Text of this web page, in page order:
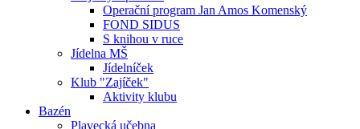
Operační program Jan Amos Komenský
FOND SIDUS
S knihou v ruce
Jídelna MŠ
Jídelníček
Klub "Zajíček"
Aktivity klubu
Bazén
Plavecká učebna